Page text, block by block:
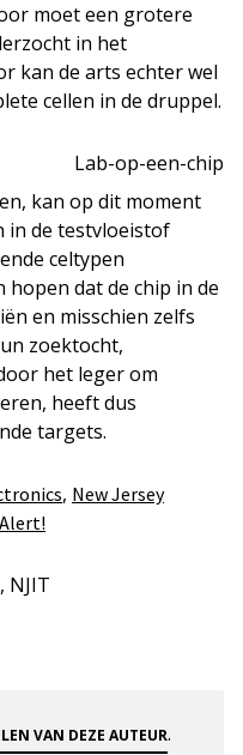
moet een grotere
in het
kan de arts echter wel
cellen in de druppel.
kan op dit moment
in de testvloeistof
celtypen
hopen dat de chip in de
en misschien zelfs
zoektocht,
het leger om
heeft dus
targets.
, New Jersey
NJIT
VAN DEZE AUTEUR.